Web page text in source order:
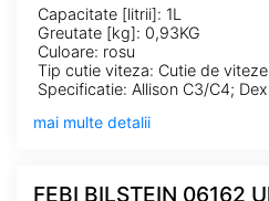
Capacitate [litrii]: 1L
Greutate [kg]: 0,93KG
Culoare: rosu
mai multe detalii
FEBI BILSTEIN 06162